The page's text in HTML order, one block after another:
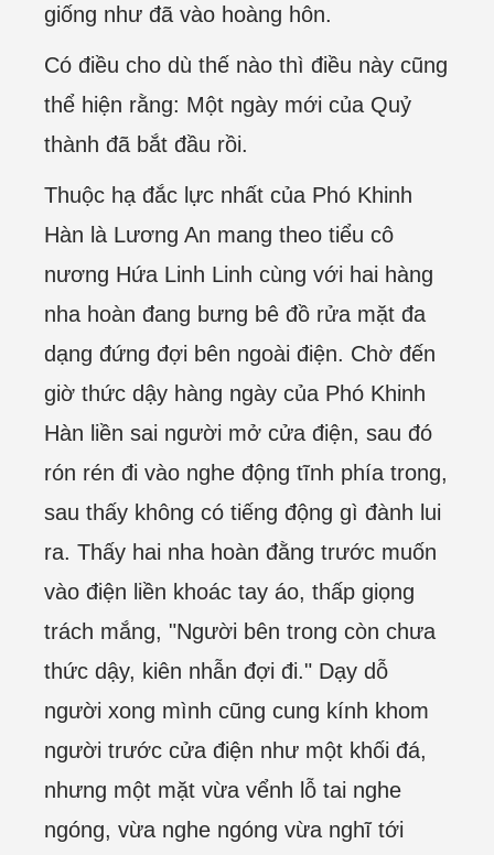
giống như đã vào hoàng hôn.
Có điều cho dù thế nào thì điều này cũng
thể hiện rằng: Một ngày mới của Quỷ
thành đã bắt đầu rồi.
Thuộc hạ đắc lực nhất của Phó Khinh
Hàn là Lương An mang theo tiểu cô
nương Hứa Linh Linh cùng với hai hàng
nha hoàn đang bưng bê đồ rửa mặt đa
dạng đứng đợi bên ngoài điện. Chờ đến
giờ thức dậy hàng ngày của Phó Khinh
Hàn liền sai người mở cửa điện, sau đó
rón rén đi vào nghe động tĩnh phía trong,
sau thấy không có tiếng động gì đành lui
ra. Thấy hai nha hoàn đằng trước muốn
vào điện liền khoác tay áo, thấp giọng
trách mắng, "Người bên trong còn chưa
thức dậy, kiên nhẫn đợi đi." Dạy dỗ
người xong mình cũng cung kính khom
người trước cửa điện như một khối đá,
nhưng một mặt vừa vểnh lỗ tai nghe
ngóng, vừa nghe ngóng vừa nghĩ tới